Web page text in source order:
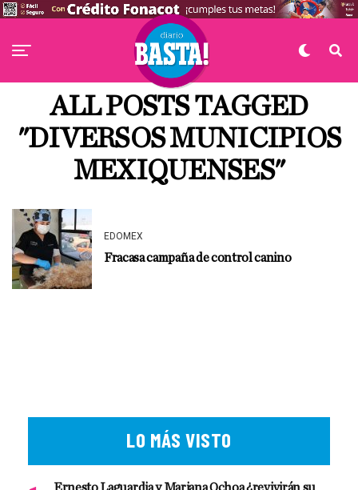
ALL POSTS TAGGED
"DIVERSOS MUNICIPIOS
MEXIQUENSES"
EDOMEX
Fracasa campaña de control canino
LO MÁS VISTO